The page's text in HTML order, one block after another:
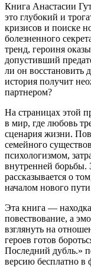
Книга Анастасии
это глубокий и
кризисов и поиске
болезненного
тренд, героиня
допустивший
ли он восстановить
история получит
партнером?
На страницах этой
в мир, где любовь
сценария жизни.
семейного
психологизмом,
внутренней борьбы.
рассказывается о
началом нового
Эта книга —
повествование, а
взглянуть на
героев готов
Последний дубль.»
версию бесплатно в